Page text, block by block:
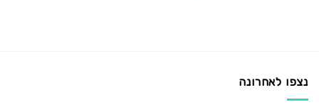
נצפו לאחרונה